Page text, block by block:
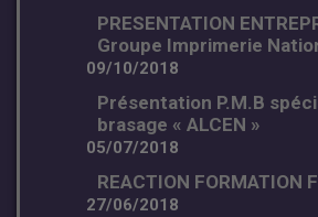
PRESENTATION
Groupe Imprimerie
09/10/2018
Présentation P.M.B
brasage « ALCEN »
05/07/2018
REACTION FORMATION
27/06/2018